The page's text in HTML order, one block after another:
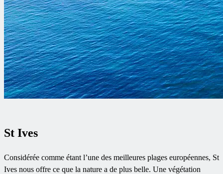
St Ives
Considérée comme étant l’une des meilleures plages européennes, St
Ives nous offre ce que la nature a de plus belle. Une végétation